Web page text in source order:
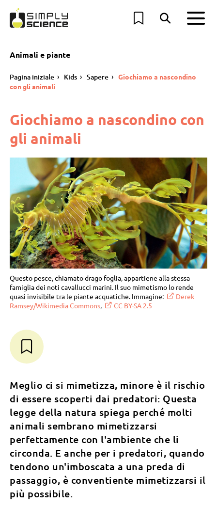
Animali e piante
Pagina iniziale Kids Sapere
Giochiamo a nascondino
con gli animali
Giochiamo a nascondino con
gli animali
Questo pesce, chiamato drago foglia, appartiene alla stessa
famiglia dei noti cavallucci marini. Il suo mimetismo lo rende
quasi invisibile tra le piante acquatiche. Immagine:
Derek
Ramsey/Wikimedia Commons, CC BY-SA 2.5
Meglio ci si mimetizza, minore è il rischio
di essere scoperti dai predatori: Questa
legge della natura spiega perché molti
animali sembrano mimetizzarsi
perfettamente con l'ambiente che li
circonda. E anche per i predatori, quando
tendono un'imboscata a una preda di
passaggio, è conventiente mimetizzarsi il
più possibile.